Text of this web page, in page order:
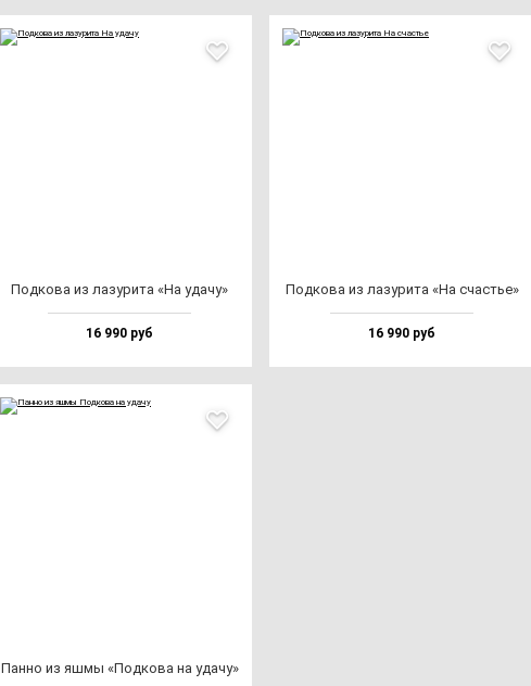
Под­ко­ва из ла­зу­ри­та «На уда­чу»
16 990 руб
Под­ко­ва из ла­зу­ри­та «На счастье»
16 990 руб
Пан­но из яш­мы «Под­ко­ва на уда­чу»